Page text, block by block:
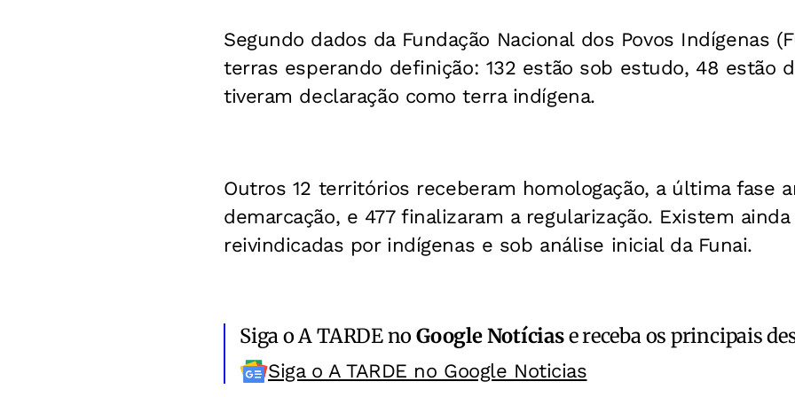
Segundo dados da Fundação Nacional dos Povos Indígenas
terras esperando definição: 132 estão sob estudo, 48 estão
tiveram declaração como terra indígena.
Outros 12 territórios receberam homologação, a última fase
demarcação, e 477 finalizaram a regularização. Existem
reivindicadas por indígenas e sob análise inicial da Funai.
Siga o A TARDE noGoogle Notíciase receba os principais
Siga o A TARDE no Google Noticias